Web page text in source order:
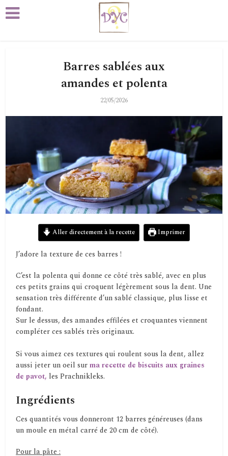
Barres sablées aux
amandes et polenta
22/05/2026
Aller directement à la recette Imprimer
J’adore la texture de ces barres !
C’est la polenta qui donne ce côté très sablé, avec en plus
ces petits grains qui croquent légèrement sous la dent. Une
sensation très différente d’un sablé classique, plus lisse et
fondant.
Sur le dessus, des amandes effilées et croquantes viennent
compléter ces sablés très originaux.
Si vous aimez ces textures qui roulent sous la dent, allez
aussi jeter un oeil surma recette de biscuits aux graines
de pavot, les Prachnikleks.
Ingrédients
Ces quantités vous donneront 12 barres généreuses (dans
un moule en métal carré de 20 cm de côté).
Pour la pâte :